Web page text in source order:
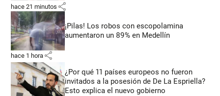
hace 21 minutos share
¡Pilas! Los robos con escopolamina
aumentaron un 89% en Medellín
hace 1 hora share
¿Por qué 11 países europeos no fueron
invitados a la posesión de De La Espriella?
Esto explica el nuevo gobierno